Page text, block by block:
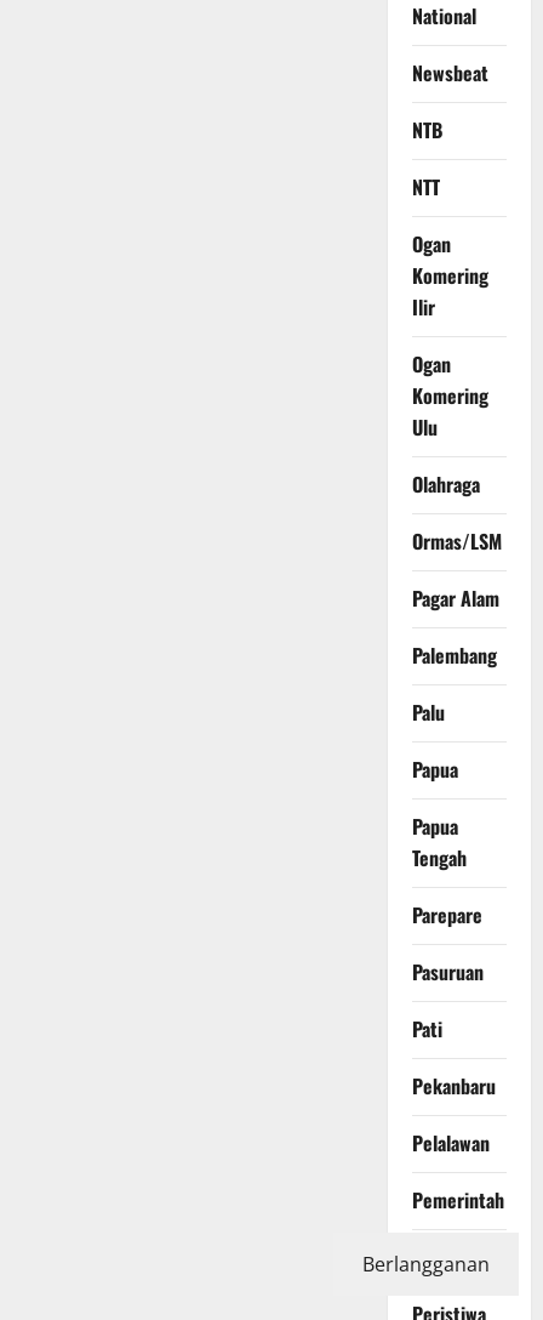
National
Newsbeat
NTB
NTT
Ogan
Komering
Ilir
Ogan
Komering
Ulu
Olahraga
Ormas/LSM
Pagar Alam
Palembang
Palu
Papua
Papua
Tengah
Parepare
Pasuruan
Pati
Pekanbaru
Pelalawan
Pemerintah
Pendidikan
Berlangganan